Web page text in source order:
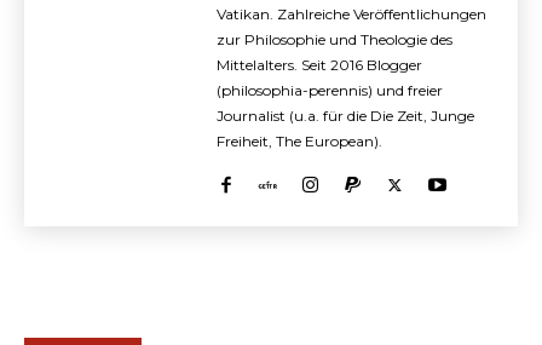
Vatikan. Zahlreiche Veröffentlichungen
zur Philosophie und Theologie des
Mittelalters. Seit 2016 Blogger
(philosophia-perennis) und freier
Journalist (u.a. für die Die Zeit, Junge
Freiheit, The European).